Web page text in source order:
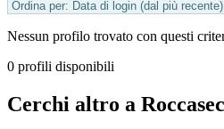
Nessun profilo trovato con questi
0 profili disponibili
Cerchi altro a